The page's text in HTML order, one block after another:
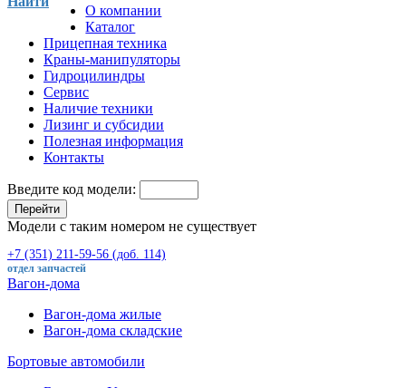
О компании
Каталог
Прицепная техника
Краны-манипуляторы
Гидроцилиндры
Сервис
Наличие техники
Лизинг и субсидии
Полезная информация
Контакты
Введите код модели:
Перейти
Модели с таким номером не существует
+7 (351) 211-59-56 (доб. 114)
отдел запчастей
Вагон-дома
Вагон-дома жилые
Вагон-дома складские
Бортовые автомобили